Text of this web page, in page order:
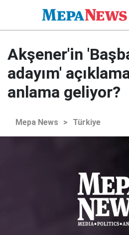
Akşener'in
adayım'
anlama geliyor?
Mepa News > Türkiye